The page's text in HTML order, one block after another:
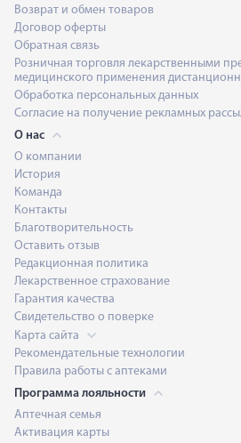
Возврат и обмен товаров
Договор оферты
Обратная связь
Розничная торговля лекарственными
медицинского применения
Обработка персональных данных
Согласие на получение рекламных
О нас
О компании
История
Команда
Контакты
Благотворительность
Оставить отзыв
Редакционная политика
Лекарственное страхование
Гарантия качества
Свидетельство о поверке
Карта сайта
Рекомендательные технологии
Правила работы с аптеками
Программа лояльности
Аптечная семья
Активация карты